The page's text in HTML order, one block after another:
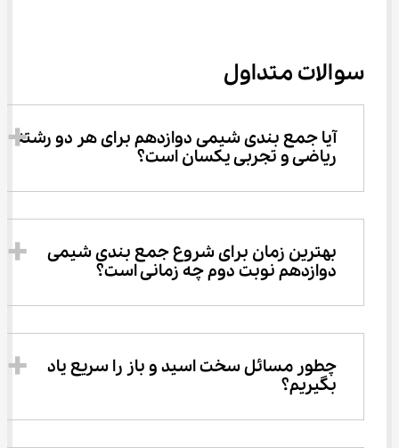
سوالات متداول
آیا جمع بندی شیمی دوازدهم برای هر دو رشته
ریاضی و تجربی یکسان است؟
بهترین زمان برای شروع جمع بندی شیمی
دوازدهم نوبت دوم چه زمانی است؟
چطور مسائل سخت اسید و باز را سریع یاد
بگیریم؟